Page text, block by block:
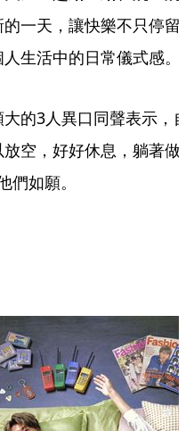
一天，讓快樂不只停留
生活中的日常儀式感。
的3人異口同聲表示，
空，好好休息，躺著做
如願。